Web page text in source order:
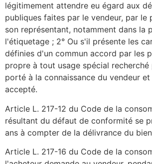
légitimement attendre eu égard aux
publiques faites par le vendeur, par le
son représentant, notamment dans la
l'étiquetage ; 2° Ou s'il présente les
définies d'un commun accord par les
propre à tout usage spécial recherché
porté à la connaissance du vendeur
accepté.
Article L. 217-12 du Code de la
résultant du défaut de conformité se
ans à compter de la délivrance du
Article L. 217-16 du Code de la